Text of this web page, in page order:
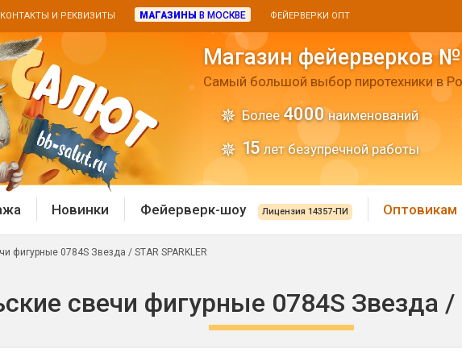
КОНТАКТЫ И РЕКВИЗИТЫ МАГАЗИНЫ В МОСКВЕ ФЕЙЕРВЕРКИ ОПТ
Магазин фейерверков
Самый большой выбор пиротехники в
Более 4000 наименований
15 лет безупречной работы
Дневные батареи
Хлопушки и
Новинки Фейерверк-шоу Лицензия 14357-ПИ Оптовикам
фигурные 0784S Звезда / STAR SPARKLER
свечи фигурные 0784S Звезда /